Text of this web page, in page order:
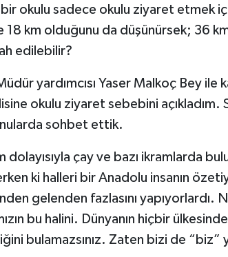
okulu sadece okulu ziyaret etmek
18 km olduğunu da düşünürsek; 36
edilebilir?
yardımcısı Yaser Malkoç Bey ile
okulu ziyaret sebebini açıkladım.
sohbet ettik.
dolayısıyla çay ve bazı ikramlarda
ki halleri bir Anadolu insanın
gelenden fazlasını yapıyorlardı.
bu halini. Dünyanın hiçbir
bulamazsınız. Zaten bizi de “biz”